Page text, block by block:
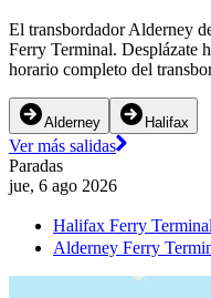
El transbordador Alderney
Ferry Terminal. Desplázate
horario completo del
Alderney Halifax
Ver más salidas
Paradas
jue, 6 ago 2026
Halifax Ferry Terminal
Alderney Ferry